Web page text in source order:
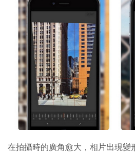
EduTech
IT Times
生成式AI與雲端應用
Enterprise Digital Transformation
特集
在拍攝時的廣角愈大，相片出現變